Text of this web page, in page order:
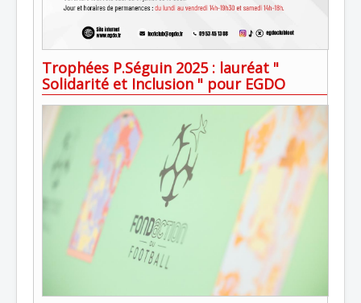
Trophées P.Séguin 2025 : lauréat "
Solidarité et Inclusion " pour EGDO